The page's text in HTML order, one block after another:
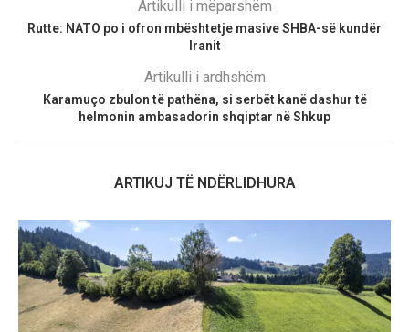
Artikulli i mëparshëm
Rutte: NATO po i ofron mbështetje masive SHBA-së kundër
Iranit
Artikulli i ardhshëm
Karamuço zbulon të pathëna, si serbët kanë dashur të
helmonin ambasadorin shqiptar në Shkup
ARTIKUJ TË NDËRLIDHURA